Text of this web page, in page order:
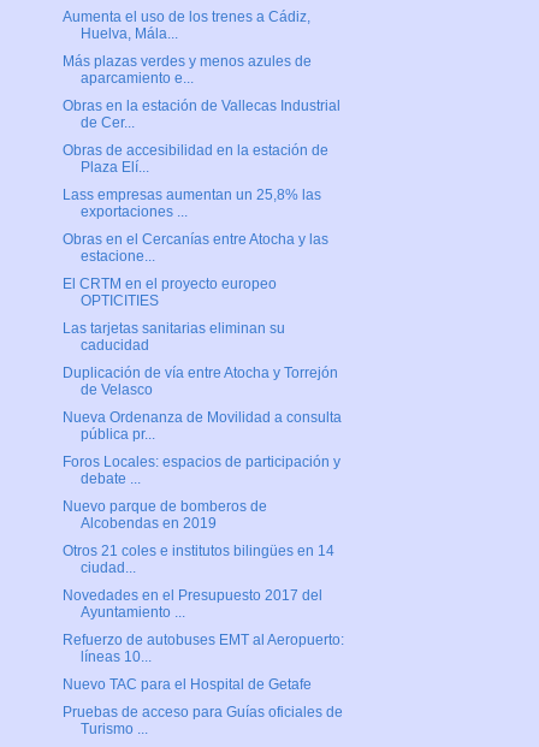
Aumenta el uso de los trenes a Cádiz,
Huelva, Mála...
Más plazas verdes y menos azules de
aparcamiento e...
Obras en la estación de Vallecas Industrial
de Cer...
Obras de accesibilidad en la estación de
Plaza Elí...
Lass empresas aumentan un 25,8% las
exportaciones ...
Obras en el Cercanías entre Atocha y las
estacione...
El CRTM en el proyecto europeo
OPTICITIES
Las tarjetas sanitarias eliminan su
caducidad
Duplicación de vía entre Atocha y Torrejón
de Velasco
Nueva Ordenanza de Movilidad a consulta
pública pr...
Foros Locales: espacios de participación y
debate ...
Nuevo parque de bomberos de
Alcobendas en 2019
Otros 21 coles e institutos bilingües en 14
ciudad...
Novedades en el Presupuesto 2017 del
Ayuntamiento ...
Refuerzo de autobuses EMT al Aeropuerto:
líneas 10...
Nuevo TAC para el Hospital de Getafe
Pruebas de acceso para Guías oficiales de
Turismo ...